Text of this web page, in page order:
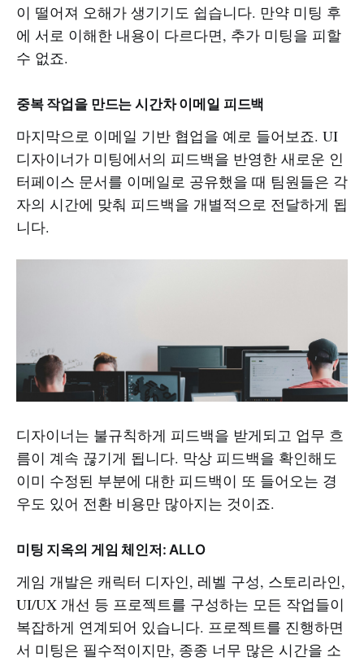
이 떨어져 오해가 생기기도 쉽습니다. 만약 미팅 후
에 서로 이해한 내용이 다르다면, 추가 미팅을 피할
수 없죠.
중복 작업을 만드는 시간차 이메일 피드백
마지막으로 이메일 기반 협업을 예로 들어보죠. UI
디자이너가 미팅에서의 피드백을 반영한 새로운 인
터페이스 문서를 이메일로 공유했을 때 팀원들은 각
자의 시간에 맞춰 피드백을 개별적으로 전달하게 됩
니다.
디자이너는 불규칙하게 피드백을 받게되고 업무 흐
름이 계속 끊기게 됩니다. 막상 피드백을 확인해도
이미 수정된 부분에 대한 피드백이 또 들어오는 경
우도 있어 전환 비용만 많아지는 것이죠.
미팅 지옥의 게임 체인저: ALLO
게임 개발은 캐릭터 디자인, 레벨 구성, 스토리라인,
UI/UX 개선 등 프로젝트를 구성하는 모든 작업들이
복잡하게 연계되어 있습니다. 프로젝트를 진행하면
서 미팅은 필수적이지만, 종종 너무 많은 시간을 소